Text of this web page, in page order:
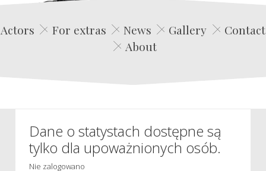
Edwin Film Agencja Aktorska
Actors For extras News Gallery
Contact
About
Dane o statystach dostępne są
tylko dla upoważnionych osób.
Nie zalogowano